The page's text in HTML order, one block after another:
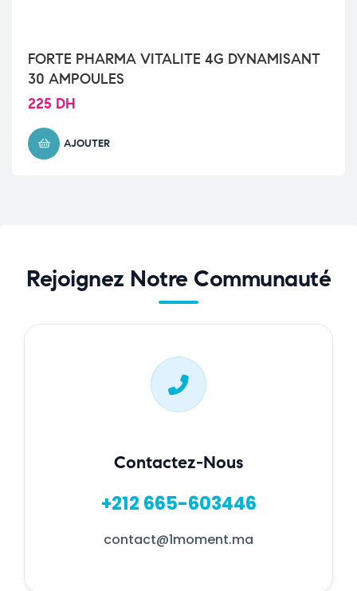
FORTE PHARMA VITALITE 4G DYNAMISANT
30 AMPOULES
225 DH
AJOUTER
Rejoignez Notre Communauté
Contactez-Nous
+212 665-603446
contact@1moment.ma